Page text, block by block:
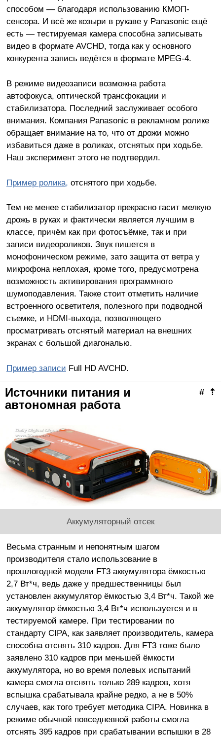
способом — благодаря использованию КМОП-
сенсора. И всё же козыри в рукаве у Panasonic ещё
есть — тестируемая камера способна записывать
видео в формате AVCHD, тогда как у основного
конкурента запись ведётся в формате MPEG-4.
В режиме видеозаписи возможна работа
автофокуса, оптической трансфокации и
стабилизатора. Последний заслуживает особого
внимания. Компания Panasonic в рекламном ролике
обращает внимание на то, что от дрожи можно
избавиться даже в роликах, отснятых при ходьбе.
Наш эксперимент этого не подтвердил.
Пример ролика, отснятого при ходьбе.
Тем не менее стабилизатор прекрасно гасит мелкую
дрожь в руках и фактически является лучшим в
классе, причём как при фотосъёмке, так и при
записи видеороликов. Звук пишется в
монофоническом режиме, зато защита от ветра у
микрофона неплохая, кроме того, предусмотрена
возможность активирования программного
шумоподавления. Также стоит отметить наличие
встроенного осветителя, полезного при подводной
съемке, и HDMI-выхода, позволяющего
просматривать отснятый материал на внешних
экранах с большой диагональю.
Пример записи Full HD AVCHD.
⇡
#
Источники питания и
автономная работа
Аккумуляторный отсек
Весьма странным и непонятным шагом
производителя стало использование в
прошлогодней модели FT3 аккумулятора ёмкостью
2,7 Вт*ч, ведь даже у предшественницы был
установлен аккумулятор ёмкостью 3,4 Вт*ч. Такой же
аккумулятор ёмкостью 3,4 Вт*ч используется и в
тестируемой камере. При тестировании по
стандарту CIPA, как заявляет производитель, камера
способна отснять 310 кадров. Для FT3 тоже было
заявлено 310 кадров при меньшей ёмкости
аккумулятора, но во время полевых испытаний
камера смогла отснять только 289 кадров, хотя
вспышка срабатывала крайне редко, а не в 50%
случаев, как того требует методика CIPA. Новинка в
режиме обычной повседневной работы смогла
отснять 395 кадров при срабатывании вспышки в 28